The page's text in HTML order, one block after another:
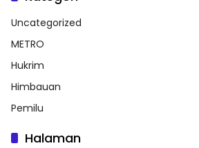
Uncategorized
METRO
Hukrim
Himbauan
Pemilu
Halaman